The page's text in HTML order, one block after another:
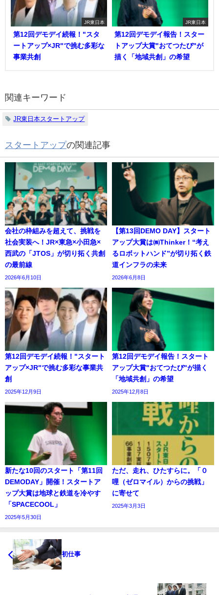
JR東日本
第12回デモデイ続報！"スタ
ートアップ×JR"で挑む多彩な
事業共創
JR東日本
第12回デモデイ報告！スター
トアップ大賞"おてつたび"が
描く「地域共創」の希望
関連キーワード
JR東日本スタートアップ
スタートアップの関連記事
会社の枠組みを超えて、挑戦を
社会実装へ！JR×東急×小田急×
西武の「JTOS」が切り拓く共創
の最前線
2026年6月10日
【第13回DEMO DAY】スタート
アップ大賞は㈱Thinker！“考え
るロボットハンド”が切り拓く鉄
道インフラの未来
2026年6月8日
第12回デモデイ続報！"スタート
アップ×JR"で挑む多彩な事業共
創
2025年12月9日
第12回デモデイ報告！スタート
アップ大賞"おてつたび"が描く
「地域共創」の希望
2025年12月8日
新たな10回のスタート「第11回
DEMODAY」開催！スタートア
ップ大賞は地球と鉄道を冷やす
「SPACECOOL」
2025年5月30日
ただ、走れ、ひたすらに。「０
哩（ゼロマイル）からの挑戦」
に寄せて
2025年3月3日
初仕事